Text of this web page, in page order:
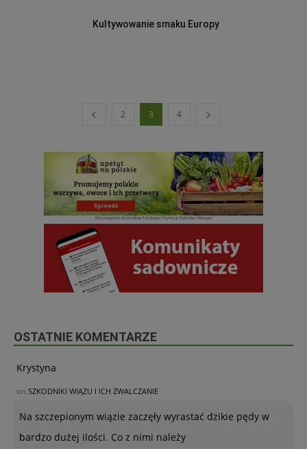
Kultywowanie smaku Europy
2 3 4
OSTATNIE KOMENTARZE
Krystyna
on SZKODNIKI WIĄZU I ICH ZWALCZANIE
Na szczepionym wiązie zaczęły wyrastać dzikie pędy w
bardzo dużej ilości. Co z nimi należy